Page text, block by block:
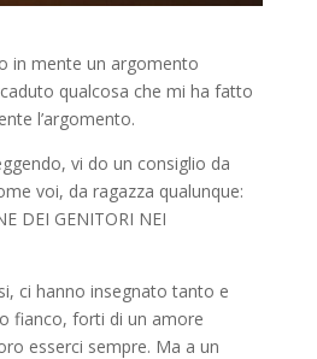
in mente un argomento
qualcosa che mi ha fatto
l’argomento.
vi do un consiglio da
voi, da ragazza qualunque:
DEI GENITORI NEI
ci hanno insegnato tanto e
fianco, forti di un amore
esserci sempre. Ma a un